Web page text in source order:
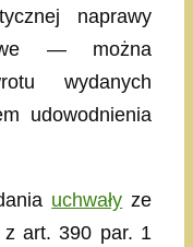
naprawy
— można
wydanych
udowodnienia
uchwały ze
z art. 390 par. 1